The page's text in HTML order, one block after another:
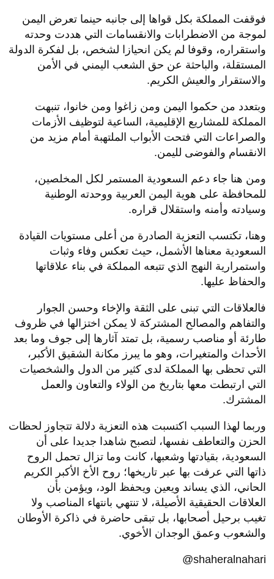
فوقفت المملكة بكل قواها إلى جانبه حينما تعرض اليمن
لموجة من الاضطرابات والانقسامات التي هددت وحدته
واستقراره، وقوفا لم يكن انحيازا لشخص، بل لفكرة الدولة
المستقلة، والباحثة عن حق الشعب اليمني في الأمن
والاستقرار والعيش الكريم.
وبتعدد من حكموا اليمن ومن زاغوا ومن خانوا، تنبهت
المملكة للمشاريع الإقليمية، الساعية لتوظيف الأزمات
والصراعات التي فتحت الأبواب الملتهبة أمام مزيد من
الانقسام والفوضى لليمن.
ومن هنا جاء دعم السعودية المستمر لكل المخلصين،
للمحافظة على هوية اليمن العربية ووحدته الوطنية
وسيادته وأمنه واستقلال قراره.
وهنا، تكتسب التعزية الصادرة من أعلى مستويات القيادة
السعودية معناها الأشمل، حيث تعكس وفاء وثبات
واستمرارية النهج الذي تتبعه المملكة في بناء علاقاتها
والحفاظ عليها.
فالعلاقات التي تبنى على الثقة والإخاء وحسن الجوار
والتفاهم والمصالح المشتركة لا يمكن اختزالها في ظروف
طارئة أو مناصب رسمية، بل تمتد آثارها إلى جوف وما بعد
الأحداث والمتغيرات، وهو ما يبرز مكانة الشقيق الأكبر،
التي تحظى بها المملكة لدى كثير من الدول والشخصيات
التي ارتبطت معها بتاريخ من الولاء والتعاون والعمل
المشترك.
وربما لهذا السبب اكتسبت هذه التعزية دلالة تتجاوز لحظات
الحزن والتعاطف نفسها، لتصبح شاهدا جديدا على أن
السعودية، بقيادتها وشعبها، كانت وما تزال تحمل الروح
ذاتها التي عرفت بها عبر تاريخها؛ روح الأخ الأكبر الكريم
الحاني، الذي يساند ويعين ويحفظ الود، ويؤمن بأن
العلاقات الحقيقية الأصيلة، لا تنتهي بانتهاء المناصب ولا
تغيب برحيل أصحابها، بل تبقى حاضرة في ذاكرة الأوطان
والشعوب وعمق الوجدان الأخوي.
shaheralnahari@